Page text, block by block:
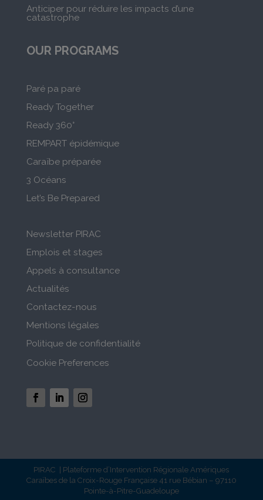
Anticiper pour réduire les impacts d’une
catastrophe
OUR PROGRAMS
Paré pa paré
Ready Together
Ready 360°
REMPART épidémique
Caraïbe préparée
3 Océans
Let’s Be Prepared
Newsletter PIRAC
Emplois et stages
Appels à consultance
Actualités
Contactez-nous
Mentions légales
Politique de confidentialité
Cookie Preferences
PIRAC | Plateforme d’Intervention Régionale Amériques
Caraïbes de la Croix-Rouge Française 41 rue Bébian – 97110
Pointe-à-Pitre-Guadeloupe